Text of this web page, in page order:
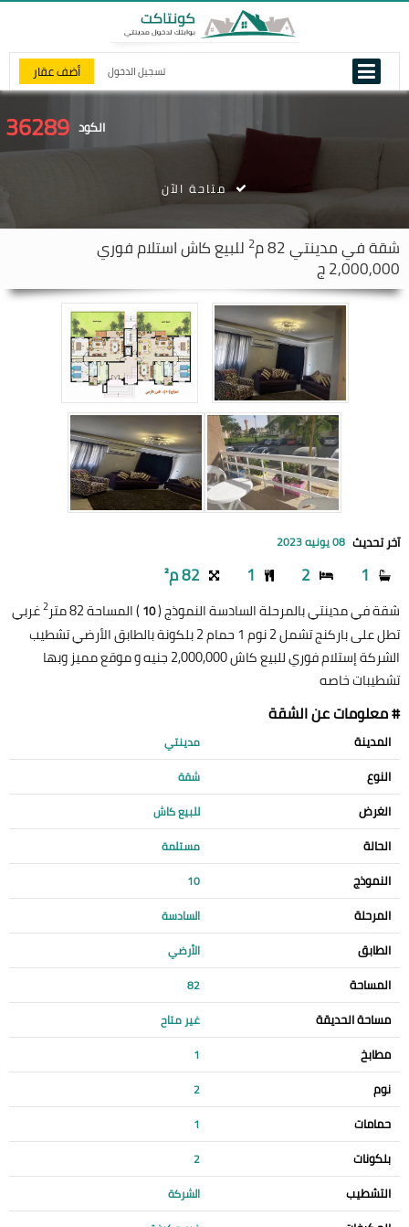
تسجيل الدخول أضف عقار
الكود 36289
شقة فيمدينتي 2 للبيع كاش استلام فوري
2,000,000 ج
متاحة الآن
آخر تحديث 08 يونيه 2023
1
2
1 82 م²
شقة في مدينتي بالمرحلة السادسة النموذج (10) المساحة 82 متر 2غربي
تطل على باركنج تشمل 2 نوم 1 حمام 2 بلكونة بالطابق الأرضي تشطيب
الشركة إستلام فوري للبيع كاش 2,000,000 جنيه و موقع مميز وبها
تشطيبات خاصه
# معلومات عن الشقة
المدينة مدينتي
النوع شقة
الغرض للبيع كاش
الحالة مستلمة
النموذج 10
المرحلة السادسة
الطابق الأرضي
المساحة 82
مساحة الحديقة غير متاح
مطابخ 1
نوم 2
حمامات 1
بلكونات 2
التشطيب الشركة